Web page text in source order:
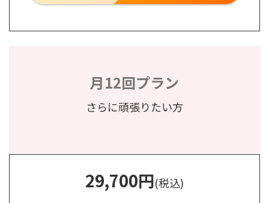
月12回プラン
さらに頑張りたい方
29,700円(税込)